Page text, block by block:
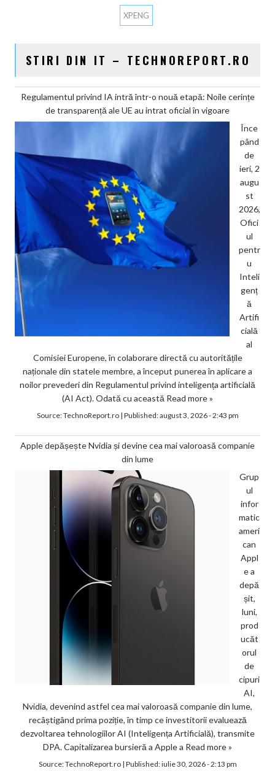
XPENG
STIRI DIN IT – TECHNOREPORT.RO
Regulamentul privind IA intră într-o nouă etapă: Noile cerințe
de transparență ale UE au intrat oficial în vigoare
Înce
pând
de
ieri, 2
augu
st
2026,
Ofici
ul
pentr
u
Inteli
genț
ă
Artifi
cială
al
Comisiei Europene, în colaborare directă cu autoritățile
naționale din statele membre, a început punerea în aplicare a
noilor prevederi din Regulamentul privind inteligența artificială
(AI Act). Odată cu această Read more »
Source:TechnoReport.ro| Published:august 3, 2026 - 2:43 pm
Apple depășește Nvidia și devine cea mai valoroasă companie
din lume
Grup
ul
infor
matic
ameri
can
Appl
e a
depă
șit,
luni,
prod
ucăt
orul
de
cipuri
AI,
Nvidia, devenind astfel cea mai valoroasă companie din lume,
recâștigând prima poziție, în timp ce investitorii evaluează
dezvoltarea tehnologiilor AI (Inteligența Artificială), transmite
DPA. Capitalizarea bursieră a Apple a Read more »
Source:TechnoReport.ro| Published:iulie 30, 2026 - 2:13 pm